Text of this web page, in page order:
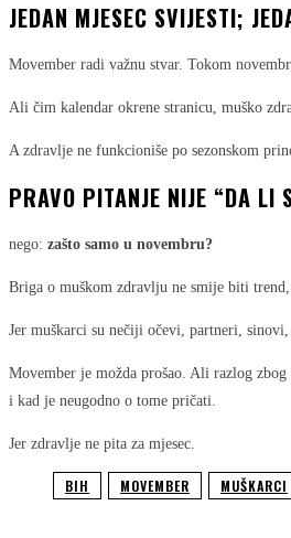
JEDAN MJESEC SVIJESTI;
Movember radi važnu stvar. Tokom
Ali čim kalendar okrene stranicu, muško
A zdravlje ne funkcioniše po sezonskom
PRAVO PITANJE NIJE “DA LI
nego: zašto samo u novembru?
Briga o muškom zdravlju ne smije biti
Jer muškarci su nečiji očevi, partneri,
Movember je možda prošao. Ali razlog
i kad je neugodno o tome pričati.
Jer zdravlje ne pita za mjesec.
BIH MOVEMBER MUŠKARCI